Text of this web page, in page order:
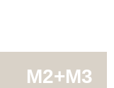
M2+M3